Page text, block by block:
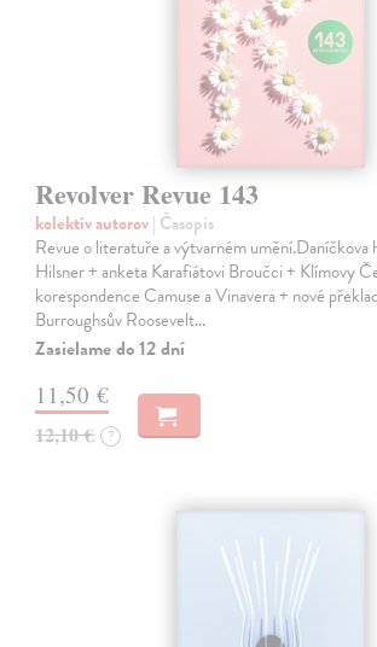
Revolver Revue 143
kolektív autorov| Časopis
Revue o literatuře a výtvarném umění.Daníčkova
Hilsner + anketa Karafiátovi Broučci + Klímovy
korespondence Camuse a Vinavera + nové
Burroughsův Roosevelt…
Zasielame do 12 dní
11,50 €
12,10 € ?